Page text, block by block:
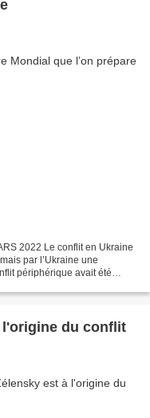
2022 Le conflit en Ukraine
par l’Ukraine une
périphérique avait été
l'origine du conflit